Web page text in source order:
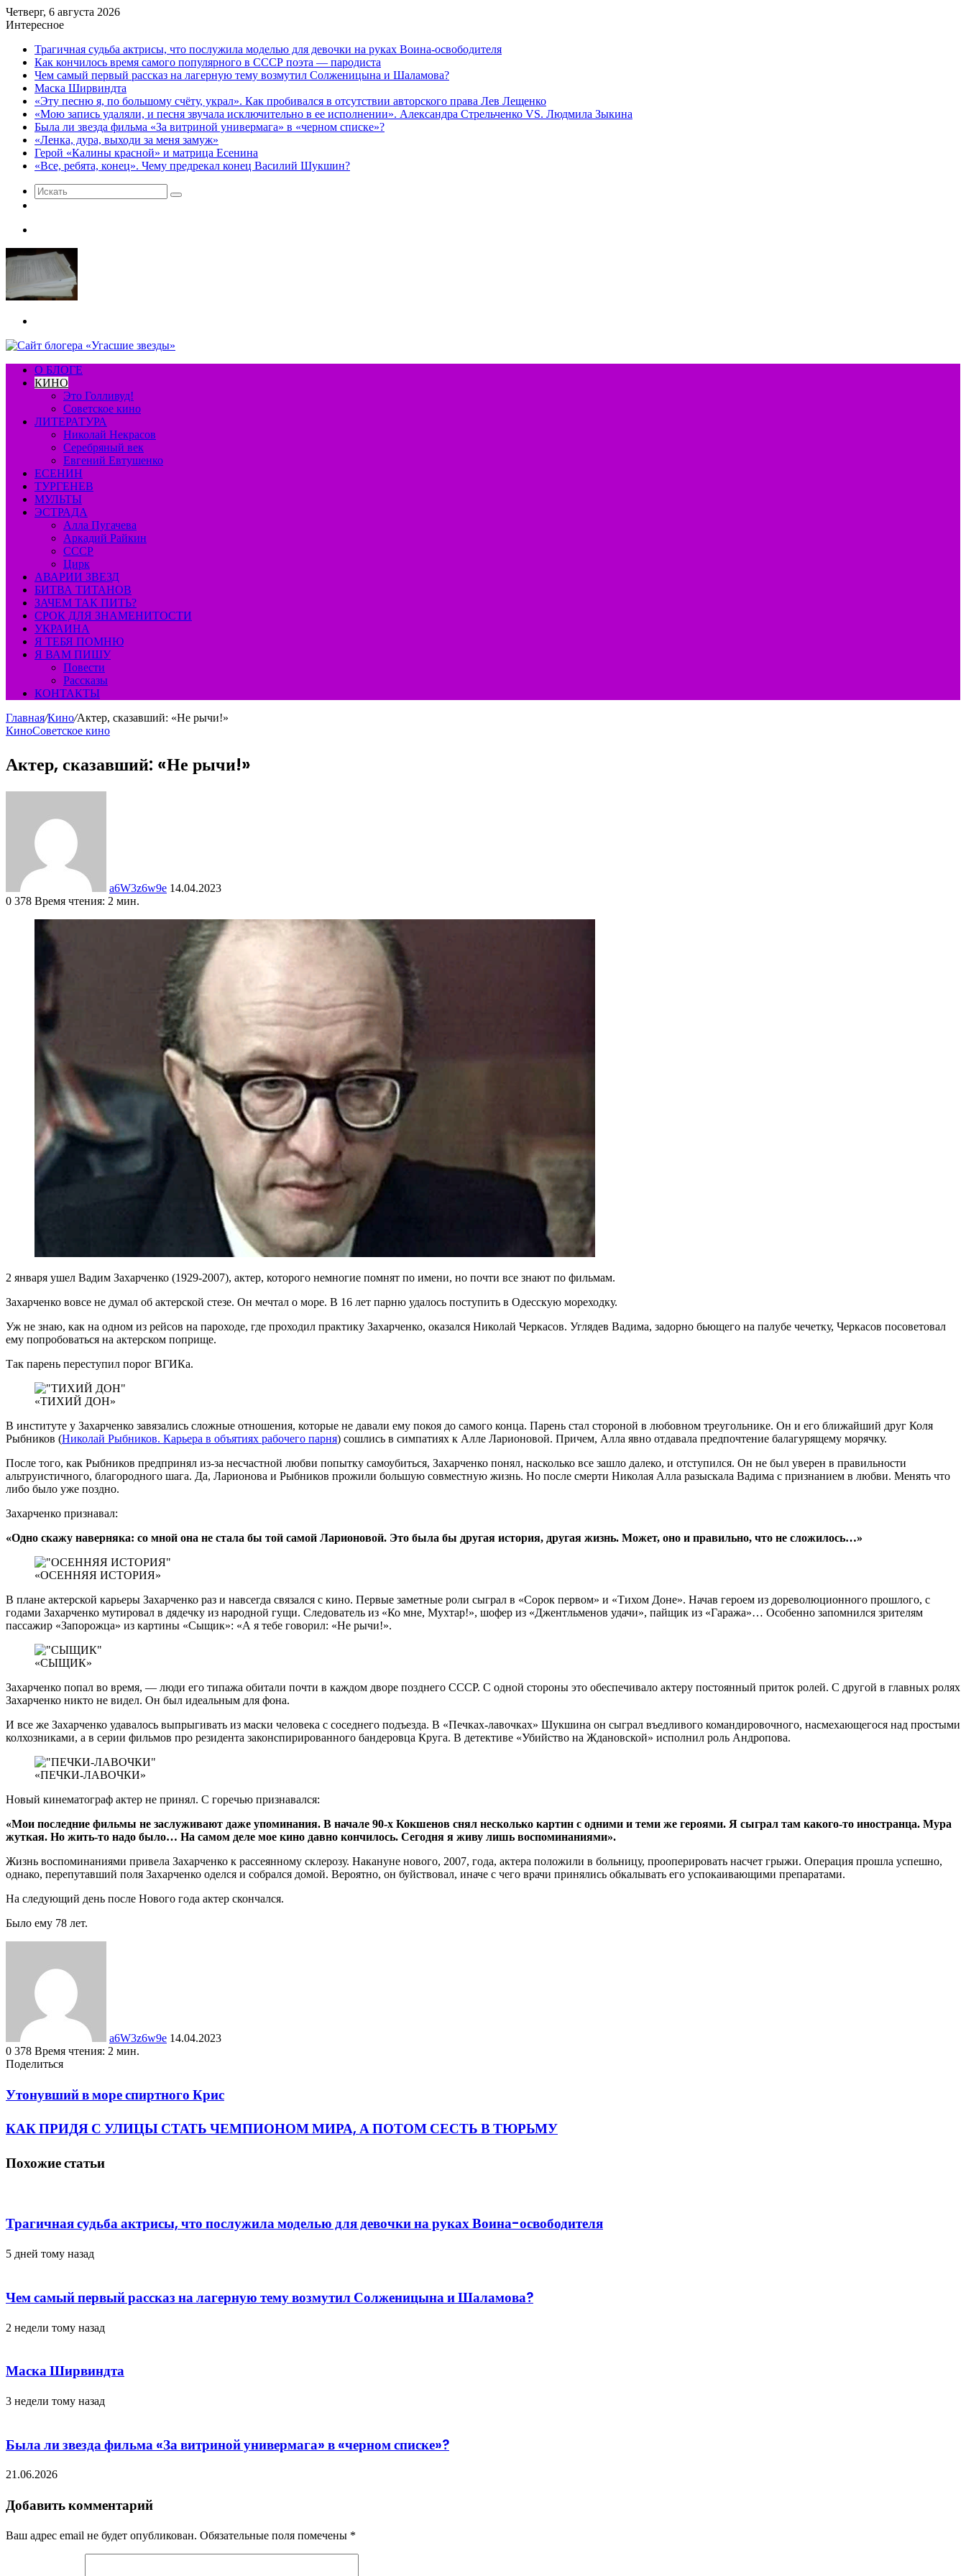
Четверг, 6 августа 2026
Интересное
Трагичная судьба актрисы, что послужила моделью для девочки на руках Воина-освободителя
Как кончилось время самого популярного в СССР поэта — пародиста
Чем самый первый рассказ на лагерную тему возмутил Солженицына и Шаламова?
Маска Ширвиндта
«Эту песню я, по большому счёту, украл». Как пробивался в отсутствии авторского права Лев Лещенко
«Мою запись удаляли, и песня звучала исключительно в ее исполнении». Александра Стрельченко VS. Людмила Зыкина
Была ли звезда фильма «За витриной универмага» в «черном списке»?
«Ленка, дура, выходи за меня замуж»
Герой «Калины красной» и матрица Есенина
«Все, ребята, конец». Чему предрекал конец Василий Шукшин?
Искать
О БЛОГЕ
КИНО
Это Голливуд!
Советское кино
ЛИТЕРАТУРА
Николай Некрасов
Серебряный век
Евгений Евтушенко
ЕСЕНИН
ТУРГЕНЕВ
МУЛЬТЫ
ЭСТРАДА
Алла Пугачева
Аркадий Райкин
СССР
Цирк
АВАРИИ ЗВЕЗД
БИТВА ТИТАНОВ
ЗАЧЕМ ТАК ПИТЬ?
СРОК ДЛЯ ЗНАМЕНИТОСТИ
УКРАИНА
Я ТЕБЯ ПОМНЮ
Я ВАМ ПИШУ
Повести
Рассказы
КОНТАКТЫ
Главная/Кино/Актер, сказавший: «Не рычи!»
КиноСоветское кино
Актер, сказавший: «Не рычи!»
a6W3z6w9e 14.04.2023
0 378 Время чтения: 2 мин.
2 января ушел Вадим Захарченко (1929-2007), актер, которого немногие помнят по имени, но почти все знают по фильмам.
Захарченко вовсе не думал об актерской стезе. Он мечтал о море. В 16 лет парню удалось поступить в Одесскую мореходку.
Уж не знаю, как на одном из рейсов на пароходе, где проходил практику Захарченко, оказался Николай Черкасов. Углядев Вадима, задорно бьющего на палубе чечетку, Черкасов посоветовал
ему попробоваться на актерском поприще.
Так парень переступил порог ВГИКа.
«ТИХИЙ ДОН»
В институте у Захарченко завязались сложные отношения, которые не давали ему покоя до самого конца. Парень стал стороной в любовном треугольнике. Он и его ближайший друг Коля
Рыбников (Николай Рыбников. Карьера в объятиях рабочего парня) сошлись в симпатиях к Алле Ларионовой. Причем, Алла явно отдавала предпочтение балагурящему морячку.
После того, как Рыбников предпринял из-за несчастной любви попытку самоубиться, Захарченко понял, насколько все зашло далеко, и отступился. Он не был уверен в правильности
альтруистичного, благородного шага. Да, Ларионова и Рыбников прожили большую совместную жизнь. Но после смерти Николая Алла разыскала Вадима с признанием в любви. Менять что
либо было уже поздно.
Захарченко признавал:
«Одно скажу наверняка: со мной она не стала бы той самой Ларионовой. Это была бы другая история, другая жизнь. Может, оно и правильно, что не сложилось…»
«ОСЕННЯЯ ИСТОРИЯ»
В плане актерской карьеры Захарченко раз и навсегда связался с кино. Первые заметные роли сыграл в «Сорок первом» и «Тихом Доне». Начав героем из дореволюционного прошлого, с
годами Захарченко мутировал в дядечку из народной гущи. Следователь из «Ко мне, Мухтар!», шофер из «Джентльменов удачи», пайщик из «Гаража»… Особенно запомнился зрителям
пассажир «Запорожца» из картины «Сыщик»: «А я тебе говорил: «Не рычи!».
«СЫЩИК»
Захарченко попал во время, — люди его типажа обитали почти в каждом дворе позднего СССР. С одной стороны это обеспечивало актеру постоянный приток ролей. С другой в главных ролях
Захарченко никто не видел. Он был идеальным для фона.
И все же Захарченко удавалось выпрыгивать из маски человека с соседнего подъезда. В «Печках-лавочках» Шукшина он сыграл въедливого командировочного, насмехающегося над простыми
колхозниками, а в серии фильмов про резидента законспирированного бандеровца Круга. В детективе «Убийство на Ждановской» исполнил роль Андропова.
«ПЕЧКИ-ЛАВОЧКИ»
Новый кинематограф актер не принял. С горечью признавался:
«Мои последние фильмы не заслуживают даже упоминания. В начале 90-х Кокшенов снял несколько картин с одними и теми же героями. Я сыграл там какого-то иностранца. Мура
жуткая. Но жить-то надо было… На самом деле мое кино давно кончилось. Сегодня я живу лишь воспоминаниями».
Жизнь воспоминаниями привела Захарченко к рассеянному склерозу. Накануне нового, 2007, года, актера положили в больницу, прооперировать насчет грыжи. Операция прошла успешно,
однако, перепутавший поля Захарченко оделся и собрался домой. Вероятно, он буйствовал, иначе с чего врачи принялись обкалывать его успокаивающими препаратами.
На следующий день после Нового года актер скончался.
Было ему 78 лет.
a6W3z6w9e 14.04.2023
0 378 Время чтения: 2 мин.
Facebook
Twitter
LinkedIn
Tumblr
Pinterest
Вконтакте
Одноклассники
Фрезеровка
WhatsApp
Поделиться
через
электронную
Утонувший в море спиртного Крис
КАК ПРИДЯ С УЛИЦЫ СТАТЬ ЧЕМПИОНОМ МИРА, А ПОТОМ СЕСТЬ В ТЮРЬМУ
Похожие статьи
Трагичная судьба актрисы, что послужила моделью для девочки на руках Воина-освободителя
5 дней тому назад
Чем самый первый рассказ на лагерную тему возмутил Солженицына и Шаламова?
2 недели тому назад
Маска Ширвиндта
3 недели тому назад
Была ли звезда фильма «За витриной универмага» в «черном списке»?
21.06.2026
Добавить комментарий
Ваш адрес email не будет опубликован. Обязательные поля помечены *